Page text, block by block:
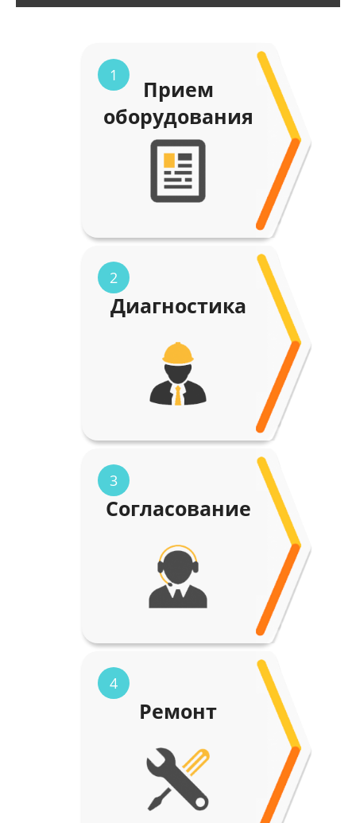
1
Прием
оборудования
2
Диагностика
3
Согласование
4
Ремонт